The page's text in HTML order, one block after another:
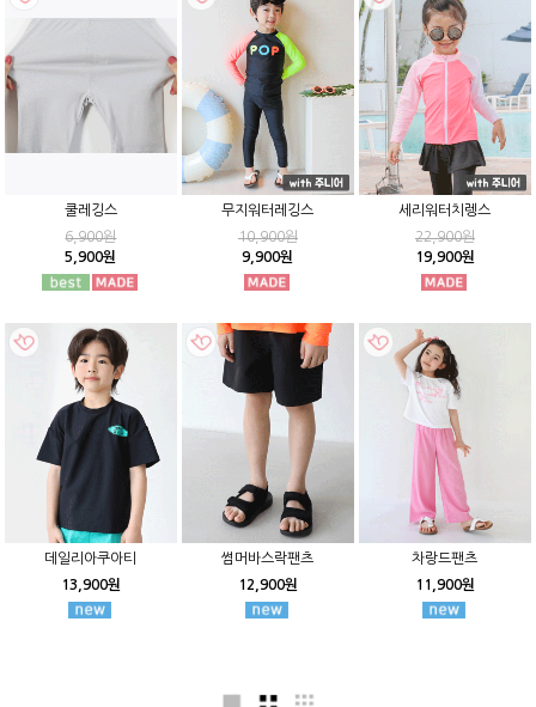
쿨레깅스
6,900원
5,900원
무지워터레깅스
10,900원
9,900원
세리워터치렝스
22,900원
19,900원
데일리아쿠아티
13,900원
썸머바스락팬츠
12,900원
차랑드팬츠
11,900원